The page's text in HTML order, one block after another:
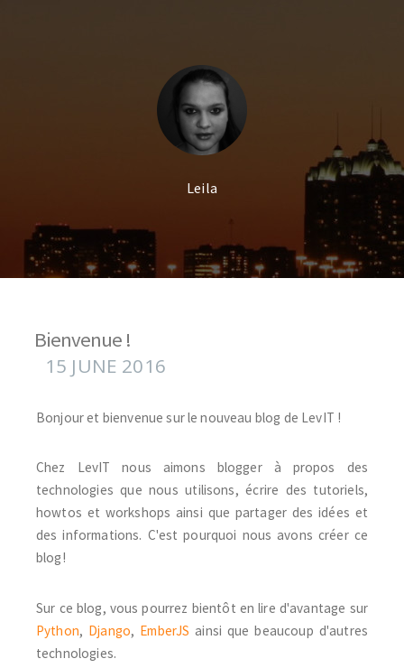
Credits
Subscribe
Leila
Bienvenue !
15 JUNE 2016
Bonjour et bienvenue sur le nouveau blog de LevIT !
Chez LevIT nous aimons blogger à propos des
technologies que nous utilisons, écrire des tutoriels,
howtos et workshops ainsi que partager des idées et
des informations. C'est pourquoi nous avons créer ce
blog!
Sur ce blog, vous pourrez bientôt en lire d'avantage sur
Python, Django, EmberJS ainsi que beaucoup d'autres
technologies.